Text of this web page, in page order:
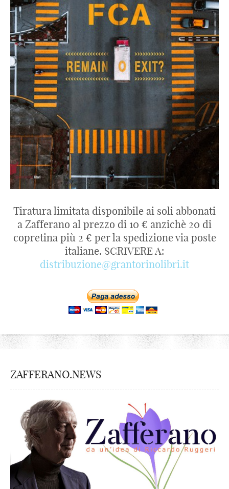
Tiratura limitata disponibile ai soli abbonati
a Zafferano al prezzo di 10 € anzichè 20 di
copretina più 2 € per la spedizione via poste
italiane. SCRIVERE A:
distribuzione@grantorinolibri.it
ZAFFERANO.NEWS